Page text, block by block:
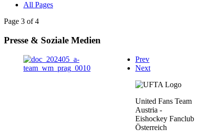
All Pages
Page 3 of 4
Presse & Soziale Medien
Prev
Next
United Fans Team
Austria -
Eishockey Fanclub
Österreich